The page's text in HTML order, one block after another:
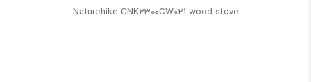
Naturehike CNK2300CW021 wood stove